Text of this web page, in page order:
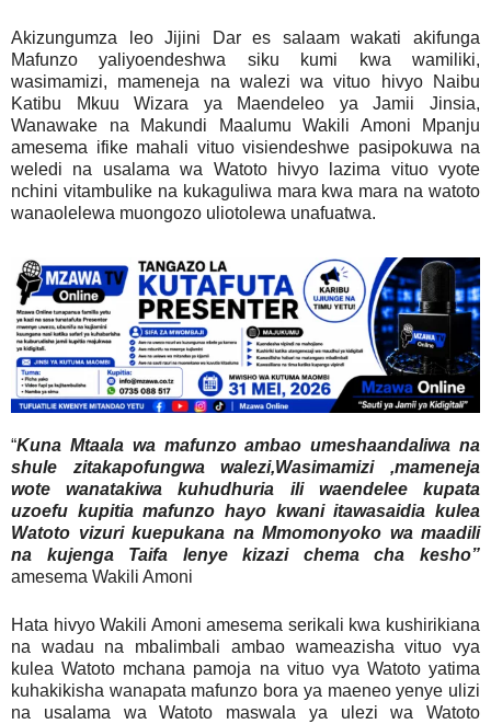
Akizungumza leo Jijini Dar es salaam wakati akifunga
Mafunzo yaliyoendeshwa siku kumi kwa wamiliki,
wasimamizi, mameneja na walezi wa vituo hivyo Naibu
Katibu Mkuu Wizara ya Maendeleo ya Jamii Jinsia,
Wanawake na Makundi Maalumu Wakili Amoni Mpanju
amesema ifike mahali vituo visiendeshwe pasipokuwa na
weledi na usalama wa Watoto hivyo lazima vituo vyote
nchini vitambulike na kukaguliwa mara kwa mara na watoto
wanaolelewa muongozo uliotolewa unafuatwa.
“Kuna Mtaala wa mafunzo ambao umeshaandaliwa na
shule zitakapofungwa walezi,Wasimamizi ,mameneja
wote wanatakiwa kuhudhuria ili waendelee kupata
uzoefu kupitia mafunzo hayo kwani itawasaidia kulea
Watoto vizuri kuepukana na Mmomonyoko wa maadili
na kujenga Taifa lenye kizazi chema cha kesho”
amesema Wakili Amoni
Hata hivyo Wakili Amoni amesema serikali kwa kushirikiana
na wadau na mbalimbali ambao wameazisha vituo vya
kulea Watoto mchana pamoja na vituo vya Watoto yatima
kuhakikisha wanapata mafunzo bora ya maeneo yenye ulizi
na usalama wa Watoto maswala ya ulezi wa Watoto